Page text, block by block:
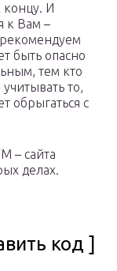
концу. И
к Вам –
быть опасно
тем кто
то,
обрыгаться с
– сайта
делах.
код ]